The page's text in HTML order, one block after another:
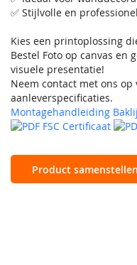
✅ Stijlvolle en
Kies een printoplossing
Bestel Foto op canvas en
visuele presentatie!
Neem contact met ons op
aanleverspecificaties.
Montagehandleiding
FSC Certificaat
Product samenstellen